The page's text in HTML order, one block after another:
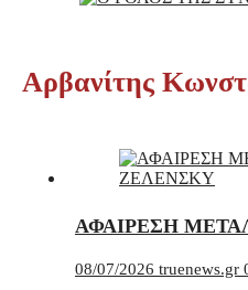
Αρβανίτης
ΑΦΑΙΡΕΣΗ
08/07/2026 truenews.gr